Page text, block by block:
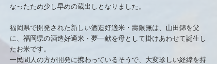
なったため少し早めの蔵出しとなりました。
福岡県で開発された新しい酒造好適米・壽限無は、山田錦を父
に、福岡県の酒造好適米・夢一献を母として掛けあわせて誕生し
たお米です。
一民間人の方が開発に携わっているそうで、大変珍しい経緯を持